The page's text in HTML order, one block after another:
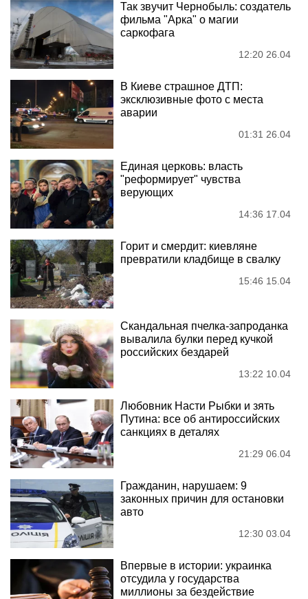
Так звучит Чернобыль: создатель
фильма "Арка" о магии
саркофага
12:20 26.04
В Киеве страшное ДТП:
эксклюзивные фото с места
аварии
01:31 26.04
Единая церковь: власть
"реформирует" чувства
верующих
14:36 17.04
Горит и смердит: киевляне
превратили кладбище в свалку
15:46 15.04
Скандальная пчелка-запроданка
вывалила булки перед кучкой
российских бездарей
13:22 10.04
Любовник Насти Рыбки и зять
Путина: все об антироссийских
санкциях в деталях
21:29 06.04
Гражданин, нарушаем: 9
законных причин для остановки
авто
12:30 03.04
Впервые в истории: украинка
отсудила у государства
миллионы за бездействие